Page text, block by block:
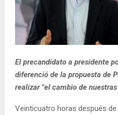
El precandidato a presidente
diferenció de la propuesta de
realizar "el cambio de
Veinticuatro horas después de